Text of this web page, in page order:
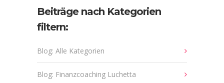
Beiträge nach Kategorien
filtern:
Blog: Alle Kategorien
Blog: Finanzcoaching Luchetta